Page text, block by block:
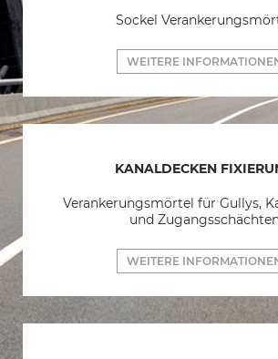
Sockel
WEITERE
KANALDECKEN
Verankerungsmörtel für Gullys,
und
WEITERE